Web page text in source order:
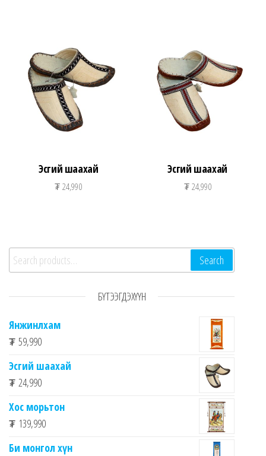
Эсгий шаахай
₮24,990
Эсгий шаахай
₮24,990
Search for: Search
БҮТЭЭГДЭХҮҮН
Янжинлхам
₮ 59,990
Эсгий шаахай
₮ 24,990
Хос морьтон
₮ 139,990
Би монгол хүн